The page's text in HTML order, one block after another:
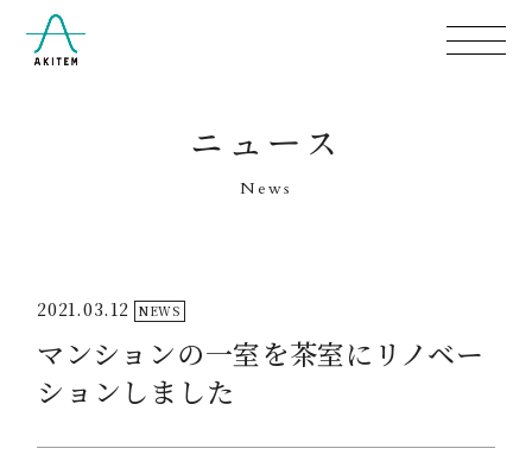
ニュース
News
2021.03.12 NEWS
マンションの一室を茶室にリノベー
ションしました